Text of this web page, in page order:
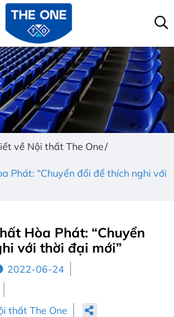
về Nội thất The One
Phát: “Chuyển đổi để thích nghi với
Hòa Phát: “Chuyển
với thời đại mới”
2022-06-24
thất The One